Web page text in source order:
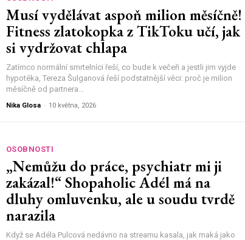
Musí vydělávat aspoň milion měsíčně!
Fitness zlatokopka z TikToku učí, jak
si vydržovat chlapa
Zatímco normální smrtelníci řeší, co bude k večeři a jestli jim vyjde
hypotéka, Tereza Šulganová řeší podstatnější věci: proč je milion
měsíčně od partnera...
Nika Glosa - 10 května, 2026
OSOBNOSTI
„Nemůžu do práce, psychiatr mi ji
zakázal!“ Shopaholic Adél má na
dluhy omluvenku, ale u soudu tvrdě
narazila
Když se Adéla Pulcová nedávno na streamu kasala, jak maká jako